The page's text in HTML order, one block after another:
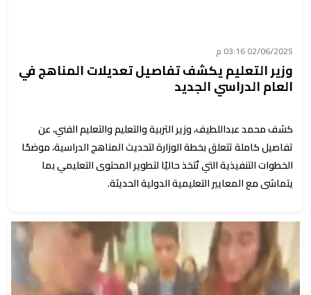
02/06/2025 03:16 م
وزير التعليم يكشف تفاصيل تعديلات المناهج في
العام الدراسي الجديد
كشف محمد عبداللطيف، وزير التربية والتعليم والتعليم الفني، عن
تفاصيل كاملة تتعلق بخطة الوزارة لتحديث المناهج الدراسية، موضحًا
الخطوات التنفيذية التي تُتخذ حاليًا لتطوير المحتوى التعليمي بما
يتماشى مع المعايير التعليمية الدولية الحديثة.